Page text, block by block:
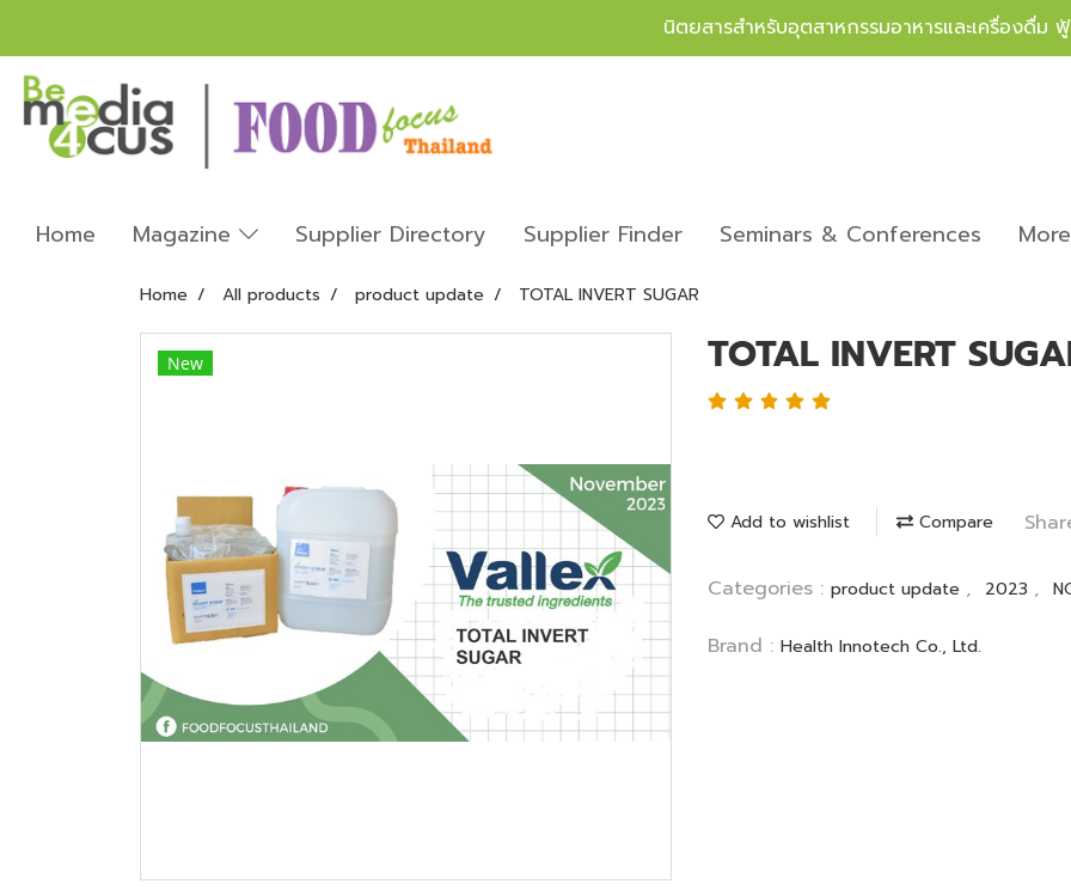
นิตยสารสำหรับอุตสาหกรรมอาหารและเครื่องดื่
Home Magazine Supplier Directory Supplier Finder Seminars & Conferences
Home All products product update TOTAL INVERT SUGAR
New TOTAL INVERT
Add to wishlist Compare
Categories : product update , 2023 ,
Brand : Health Innotech Co., Ltd.